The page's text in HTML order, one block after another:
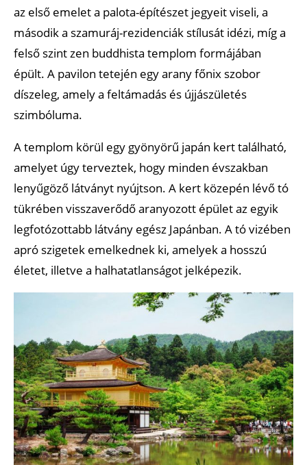
az első emelet a palota-építészet jegyeit viseli, a
második a szamuráj-rezidenciák stílusát idézi, míg a
felső szint zen buddhista templom formájában
épült. A pavilon tetején egy arany főnix szobor
díszeleg, amely a feltámadás és újjászületés
szimbóluma.
A templom körül egy gyönyörű japán kert található,
amelyet úgy terveztek, hogy minden évszakban
lenyűgöző látványt nyújtson. A kert közepén lévő tó
tükrében visszaverődő aranyozott épület az egyik
legfotózottabb látvány egész Japánban. A tó vizében
apró szigetek emelkednek ki, amelyek a hosszú
életet, illetve a halhatatlanságot jelképezik.